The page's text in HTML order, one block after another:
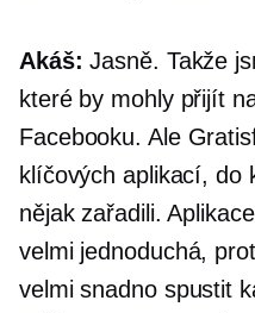
Akáš: Jasně. Takže
které by mohly přijít
Facebooku. Ale
klíčových aplikací, do
nějak zařadili.
velmi jednoduchá,
velmi snadno spustit